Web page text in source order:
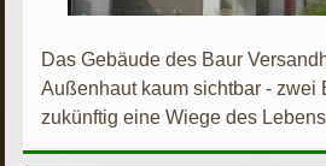
Das Gebäude des Baur
Außenhaut kaum sichtbar - zwei
zukünftig eine Wiege des